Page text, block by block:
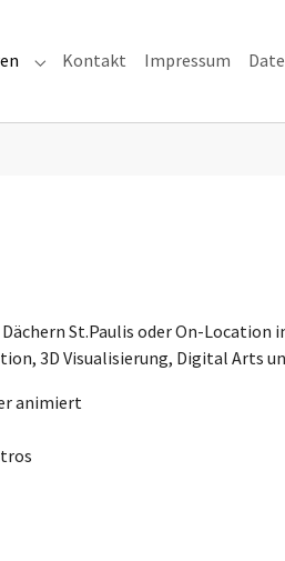
Submenu for "Illustratoren"
Kontakt Impressum
St.Paulis oder On-Location
3D Visualisierung, Digital Arts
animiert